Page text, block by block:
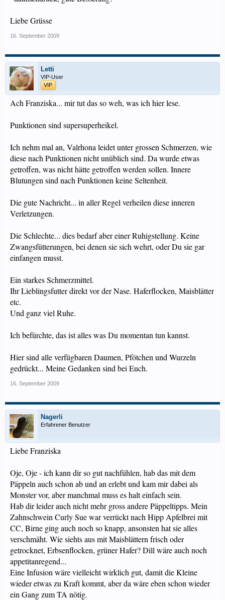
Liebe Grüsse
16. September 2009
Letti
VIP-User
VIP
Ach Franziska... mir tut das so weh, was ich hier lese.
Punktionen sind supersuperheikel.
Ich nehm mal an, Valrhona leidet unter grossen Schmerzen, wie
diese nach Punktionen nicht unüblich sind. Da wurde etwas
getroffen, was nicht hätte getroffen werden sollen. Innere
Blutungen sind nach Punktionen keine Seltenheit.
Die gute Nachricht... in aller Regel verheilen diese inneren
Verletzungen.
Die Schlechte... dies bedarf aber einer Ruhigstellung. Keine
Zwangsfütterungen, bei denen sie sich wehrt, oder Du sie gar
einfangen musst.
Ein starkes Schmerzmittel.
Ihr Lieblingsfutter direkt vor der Nase. Haferflocken, Maisblätter
etc.
Und ganz viel Ruhe.
Ich befürchte, das ist alles was Du momentan tun kannst.
Hier sind alle verfügbaren Daumen, Pfötchen und Wurzeln
gedrückt... Meine Gedanken sind bei Euch.
16. September 2009
Nagerli
Erfahrener Benutzer
Liebe Franziska
Oje, Oje - ich kann dir so gut nachfühlen, hab das mit dem
Päppeln auch schon ab und an erlebt und kam mir dabei als
Monster vor, aber manchmal muss es halt einfach sein.
Hab dir leider auch nicht mehr gross andere Päppeltipps. Mein
Zahnschwein Curly Sue war verrückt nach Hipp Apfelbrei mit
CC, Birne ging auch noch so knapp, ansonsten hat sie alles
verschmäht. Wie siehts aus mit Maisblättern frisch oder
getrocknet, Erbsenflocken, grüner Hafer? Dill wäre auch noch
appetitanregend...
Eine Infusion wäre vielleicht wirklich gut, damit die Kleine
wieder etwas zu Kraft kommt, aber da wäre eben schon wieder
ein Gang zum TA nötig.